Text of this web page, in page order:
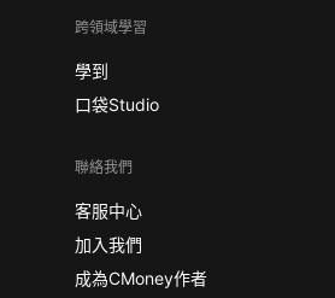
跨領域學習
學到
口袋Studio
聯絡我們
客服中心
加入我們
成為CMoney作者